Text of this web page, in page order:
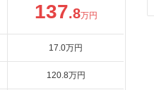
137.8万円
17.0万円
120.8万円